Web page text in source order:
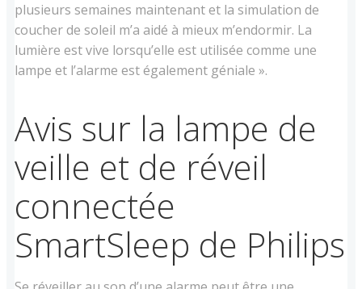
plusieurs semaines maintenant et la simulation de
coucher de soleil m’a aidé à mieux m’endormir. La
lumière est vive lorsqu’elle est utilisée comme une
lampe et l’alarme est également géniale ».
Avis sur la lampe de
veille et de réveil
connectée
SmartSleep de Philips